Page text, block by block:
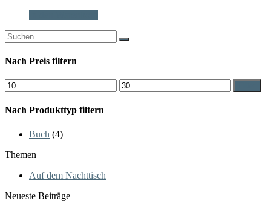
Search
for:
Nach Preis filtern
Min.
Preis
Max.
Preis
Nach Produkttyp filtern
Buch (4)
Themen
Auf dem Nachttisch
Neueste Beiträge